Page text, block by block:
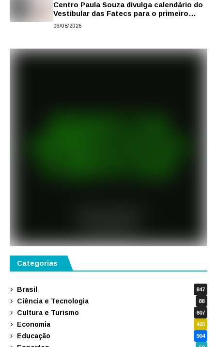
Centro Paula Souza divulga calendário do
Vestibular das Fatecs para o primeiro
semestre de 2027
06/08/2026
Categorias
Brasil 847
Ciência e Tecnologia 88
Cultura e Turismo 607
Economia 403
Educação 904